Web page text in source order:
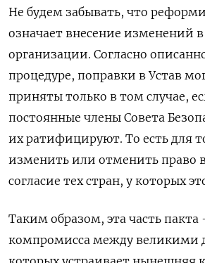
Не будем забывать, что
означает внесение изменений в
организации. Согласно
процедуре, поправки в Устав
приняты только в том случае,
постоянные члены Совета
их ратифицируют. То есть для
изменить или отменить право
согласие тех стран, у которых
Таким образом, эта часть пакта
компромисса между великими